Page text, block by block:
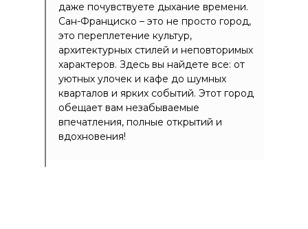
даже почувствуете дыхание времени.
Сан-Франциско – это не просто город,
это переплетение культур,
архитектурных стилей и неповторимых
характеров. Здесь вы найдете все: от
уютных улочек и кафе до шумных
кварталов и ярких событий. Этот город
обещает вам незабываемые
впечатления, полные открытий и
вдохновения!